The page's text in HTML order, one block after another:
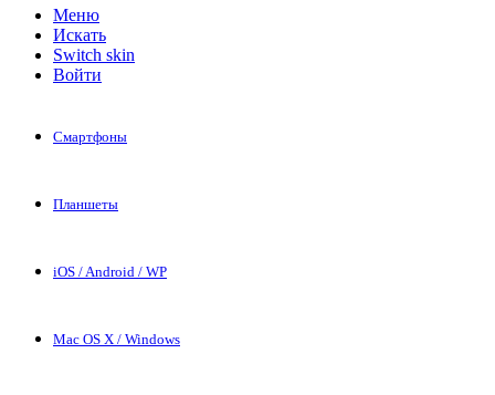
Меню
Искать
Switch skin
Войти
Смартфоны
Планшеты
iOS / Android / WP
Mac OS X / Windows